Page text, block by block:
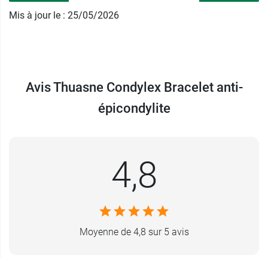
2 tailles
Conditionnement :vendu à l'unité
1847, elle dispose de plus de 170 ans
d'expérience. Pour le soutien du coude, après
une rééducation ou en prévention d'un
Mis à jour le : 25/05/2026
Avis Thuasne Condylex Bracelet anti-
épicondylite
4,8
Moyenne de 4,8 sur 5 avis